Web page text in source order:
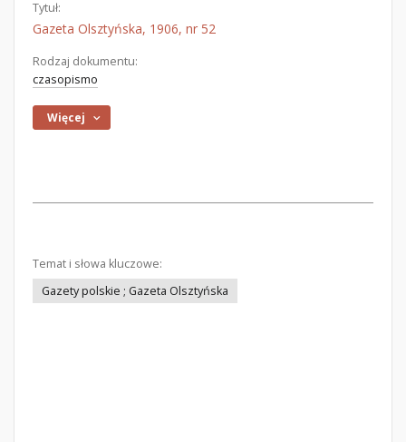
Tytuł:
Gazeta Olsztyńska, 1906, nr 52
Rodzaj dokumentu:
czasopismo
Więcej
Temat i słowa kluczowe:
Gazety polskie ; Gazeta Olsztyńska